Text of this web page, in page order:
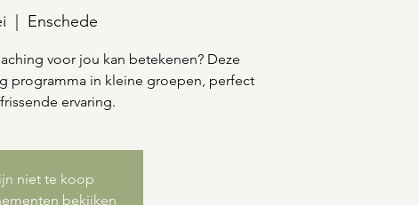
Enschede
voor jou kan betekenen? Deze
programma in kleine groepen, perfect
ervaring.
niet te koop
bekijken